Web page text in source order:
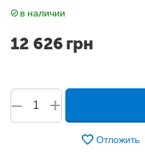
в наличии
12 626 грн
+
−
Отложить